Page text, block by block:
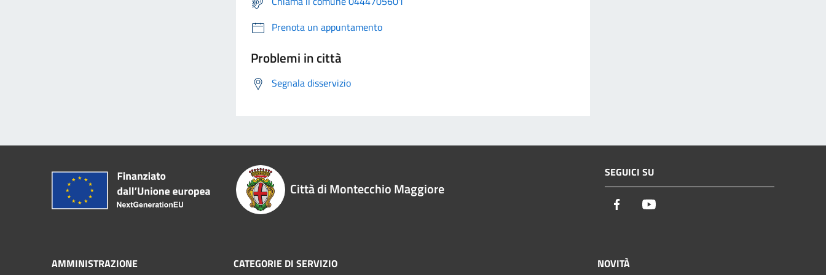
Prenota un appuntamento
Problemi in città
Segnala disservizio
Città di Montecchio Maggiore
SEGUICI SU
Facebook
AMMINISTRAZIONE
CATEGORIE DI SERVIZIO
NOVITÀ